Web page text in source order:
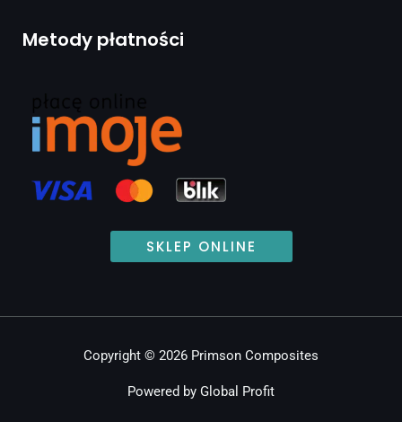
Metody płatności
SKLEP ONLINE
Copyright © 2026 Primson Composites
Powered by Global Profit